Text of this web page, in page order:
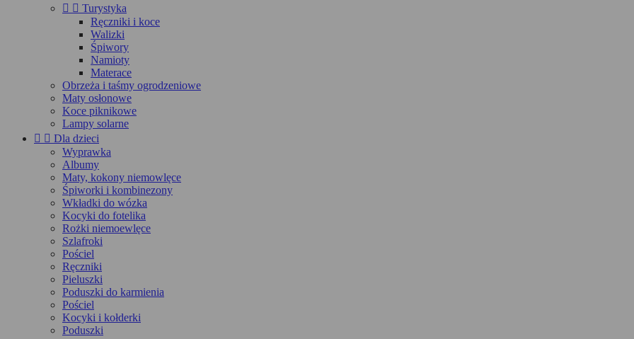
  Turystyka
Ręczniki i koce
Walizki
Śpiwory
Namioty
Materace
Obrzeża i taśmy ogrodzeniowe
Maty osłonowe
Koce piknikowe
Lampy solarne
  Dla dzieci
Wyprawka
Albumy
Maty, kokony niemowlęce
Śpiworki i kombinezony
Wkładki do wózka
Kocyki do fotelika
Rożki niemoewlęce
Szlafroki
Pościel
Ręczniki
Pieluszki
Poduszki do karmienia
Pościel
Kocyki i kołderki
Poduszki